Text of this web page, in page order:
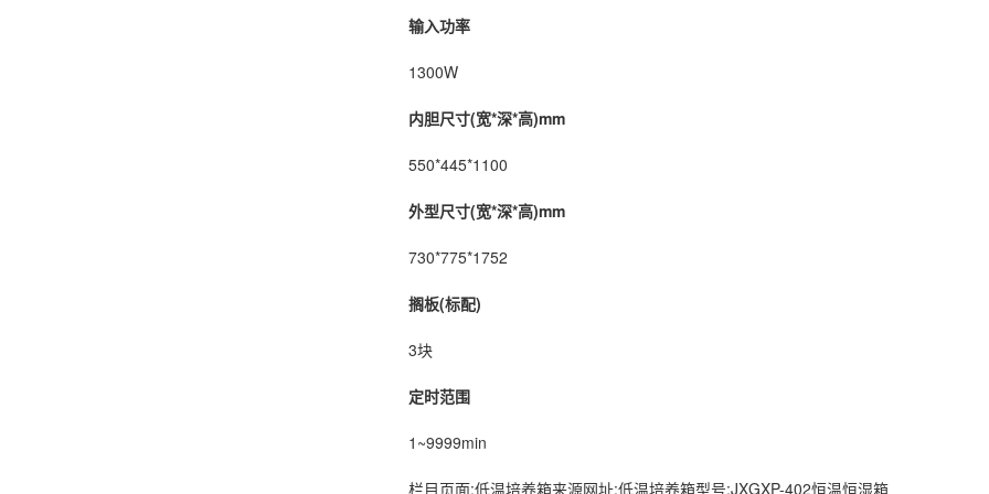
输入功率
1300W
内胆尺寸(宽*深*高)mm
550*445*1100
外型尺寸(宽*深*高)mm
730*775*1752
搁板(标配)
3块
定时范围
1~9999min
栏目页面:低温培养箱来源网址:低温培养箱型号:JXGXP-402恒温恒湿箱